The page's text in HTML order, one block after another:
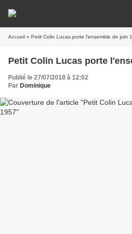
Accueil » Petit Colin Lucas porte l'ensemble de juin
Petit Colin Lucas porte
Publié le 27/07/2018 à 12:02
Par Dominique